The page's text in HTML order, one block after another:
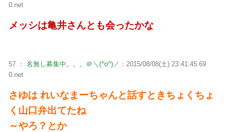
0.net
メッシは亀井さんとも会ったかな
57 ： 名無し募集中。。。＠＼(^o^)／ ：2015/08/08(土) 23:41:45.69
0.net
さゆは れいなまーちゃんと話すときちょくちょ
く山口弁出てたね
～やろ？とか